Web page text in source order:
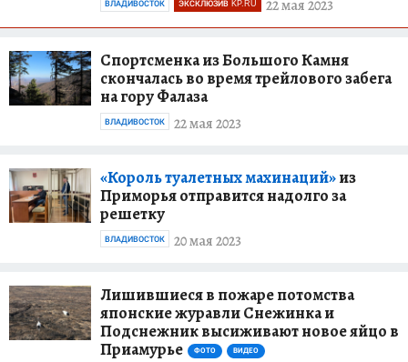
22 мая 2023
ВЛАДИВОСТОК ЭКСКЛЮЗИВ KP.RU
Спортсменка из Большого Камня
скончалась во время трейлового забега
на гору Фалаза
22 мая 2023
ВЛАДИВОСТОК
«Король туалетных махинаций»из
Приморья отправится надолго за
решетку
20 мая 2023
ВЛАДИВОСТОК
Лишившиеся в пожаре потомства
японские журавли Снежинка и
Подснежник высиживают новое яйцо в
Приамурье
ФОТО ВИДЕО